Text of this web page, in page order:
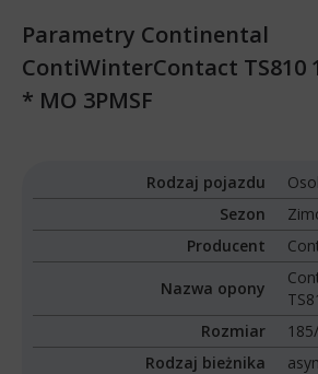
Parametry Continental
ContiWinterContact TS810
* MO 3PMSF
Rodzaj pojazdu
Sezon
Producent
Nazwa opony
Rozmiar
Rodzaj bieżnika